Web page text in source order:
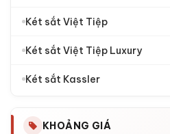
Két sắt Việt Tiệp
Két sắt Việt Tiệp Luxury
Két sắt Kassler
KHOẢNG GIÁ